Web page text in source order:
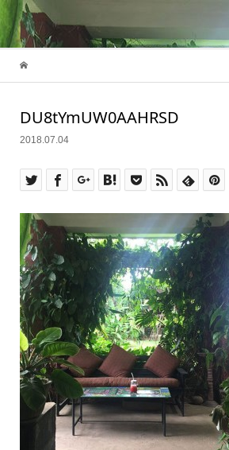
DU8tYmUW0AAHRSD
2018.07.04